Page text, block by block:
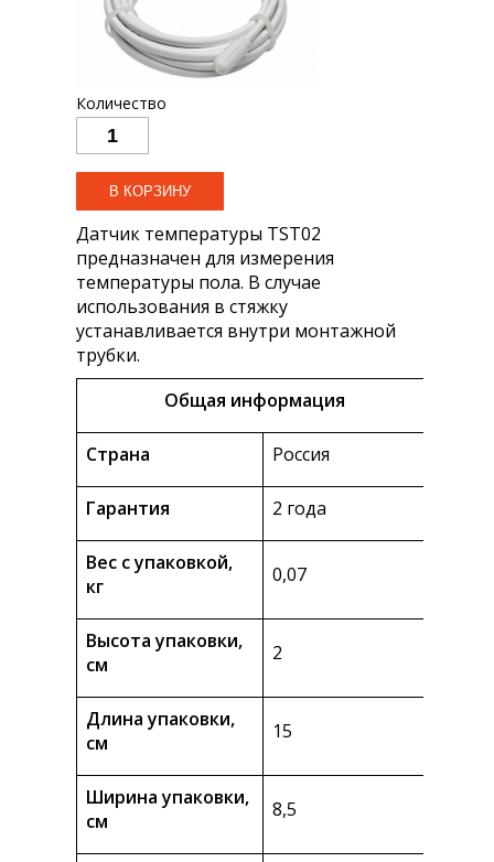
Количество
Датчик температуры TST02
предназначен для измерения
температуры пола. В случае
использования в стяжку
устанавливается внутри монтажной
трубки.
Общая информация
Страна Россия
Гарантия 2 года
Вес с упаковкой,
кг
0,07
Высота упаковки,
см
2
Длина упаковки,
см
15
Ширина упаковки,
см
8,5